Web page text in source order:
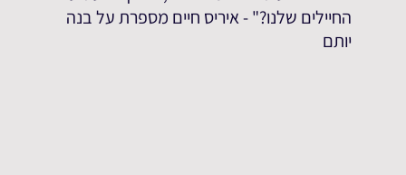
החיילים שלנו?" - איריס חיים מספרת על בנה
יותם